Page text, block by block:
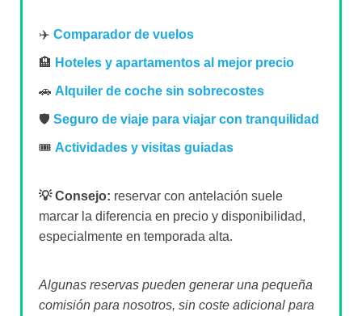
✈️ Comparador de vuelos
🏨 Hoteles y apartamentos al mejor precio
🚗 Alquiler de coche sin sobrecostes
🛡️ Seguro de viaje para viajar con tranquilidad
🎟️ Actividades y visitas guiadas
💡 Consejo: reservar con antelación suele
marcar la diferencia en precio y disponibilidad,
especialmente en temporada alta.
Algunas reservas pueden generar una pequeña
comisión para nosotros, sin coste adicional para